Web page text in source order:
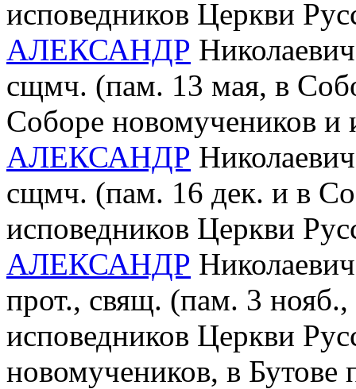
исповедников Церкви
АЛЕКСАНДР
сщмч. (пам. 13 мая, в
Соборе новомучеников и
АЛЕКСАНДР
сщмч. (пам. 16 дек. и в
исповедников Церкви
АЛЕКСАНДР
прот., свящ. (пам. 3
исповедников Церкви
новомучеников, в Бутове